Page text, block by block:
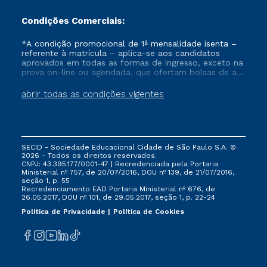
Condições Comerciais:
abrir todas as condições vigentes
*A condição promocional de 1ª mensalidade isenta –
referente à matrícula – aplica-se aos candidatos
aprovados em todas as formas de ingresso, exceto na
prova on-line ou agendada, que ofertam bolsas de até
vigente, que ainda não tenham efetivado e/ou não
tenham cancelado ou trancado sua matrícula em uma
via FIES, Prouni e outros programas governamentais, e
não se acumula com nenhuma outra campanha
ofertada pela Instituição.
SECID - Sociedade Educacional Cidade de São Paulo S.A. ©
2026 - Todos os direitos reservados.
CNPJ: 43.395.177/0001-47 | Recredenciada pela Portaria
Ministerial nº 757, de 20/07/2016, DOU nº 139, de 21/07/2016,
seção 1, p. 55
Recredenciamento EAD Portaria Ministerial nº 676, de
26.05.2017, DOU nº 101, de 29.05.2017, seção 1, p. 22-24
Política de Privacidade
Política de Cookies